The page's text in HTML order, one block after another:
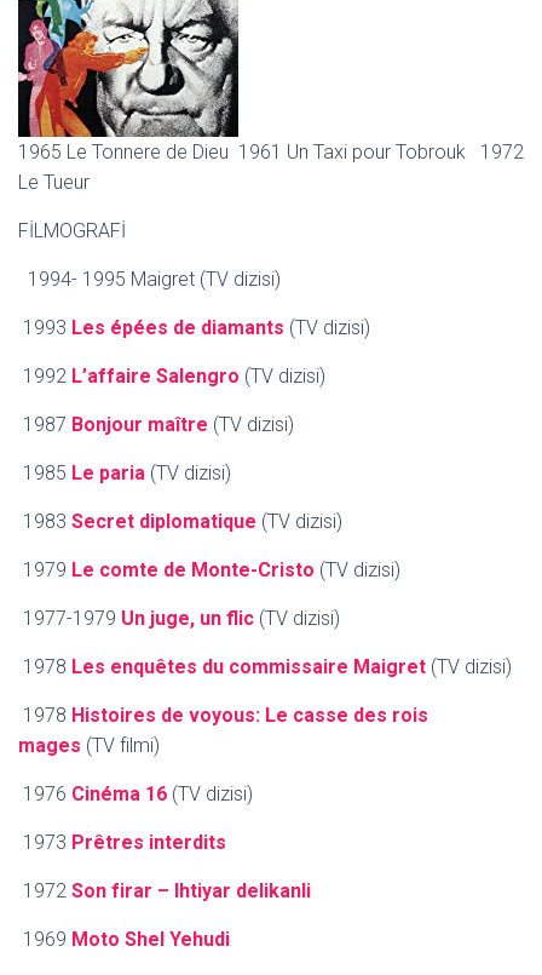
1965 Le Tonnere de Dieu 1961 Un Taxi pour Tobrouk 1972
Le Tueur
FİLMOGRAFİ
1994- 1995 Maigret (TV dizisi)
1993 Les épées de diamants (TV dizisi)
1992 L’affaire Salengro (TV dizisi)
1987 Bonjour maître (TV dizisi)
1985 Le paria (TV dizisi)
1983 Secret diplomatique (TV dizisi)
1979 Le comte de Monte-Cristo (TV dizisi)
1977-1979 Un juge, un flic (TV dizisi)
1978 Les enquêtes du commissaire Maigret (TV dizisi)
1978 Histoires de voyous: Le casse des rois
mages (TV filmi)
1976 Cinéma 16 (TV dizisi)
1973 Prêtres interdits
1972 Son firar – Ihtiyar delikanli
1969 Moto Shel Yehudi